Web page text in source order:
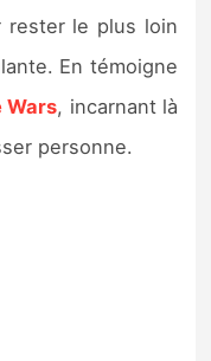
rester le plus loin
En témoigne
Wars, incarnant là
personne.